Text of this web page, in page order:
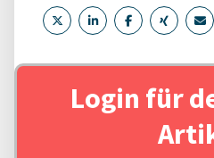
Login für